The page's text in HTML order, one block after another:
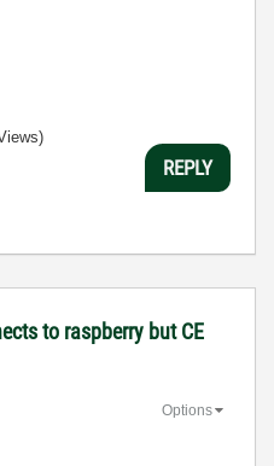
REPLY
to raspberry but CE
Options